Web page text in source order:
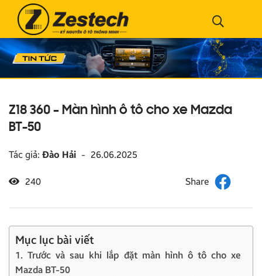
Z18 360 – Màn hình ô tô cho xe Mazda
BT-50
Tác giả: Đào Hải - 26.06.2025
240
Mục lục bài viết
1. Trước và sau khi lắp đặt màn hình ô tô cho xe
Mazda BT-50